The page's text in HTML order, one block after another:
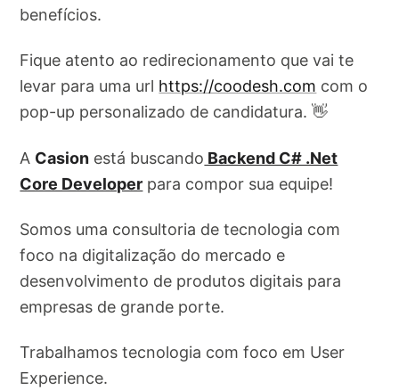
benefícios.
Fique atento ao redirecionamento que vai te
levar para uma url https://coodesh.com com o
pop-up personalizado de candidatura. 👋
A Casion está buscando Backend C# .Net
Core Developer para compor sua equipe!
Somos uma consultoria de tecnologia com
foco na digitalização do mercado e
desenvolvimento de produtos digitais para
empresas de grande porte.
Trabalhamos tecnologia com foco em User
Experience.